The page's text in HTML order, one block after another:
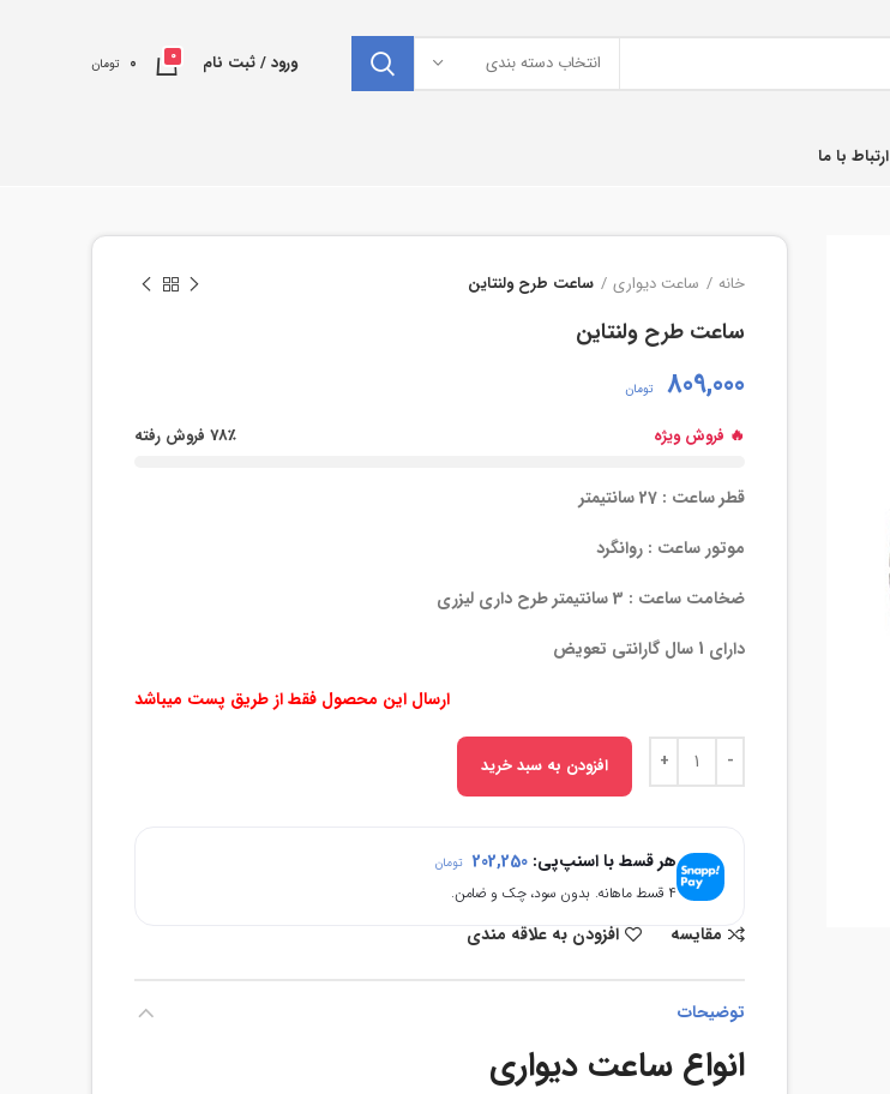
انتخاب دسته بندی ورود / ثبت نام 0
0 تومان
ارتباط با ما
خانه ساعت دیواری ساعت طرح ولنتاین
ساعت طرح ولنتاین
809,000 تومان
🔥 فروش ویژه 78٪ فروش رفته
قطر ساعت : 27 سانتیمتر
موتور ساعت : روانگرد
ضخامت ساعت : 3 سانتیمتر طرح داری لیزری
دارای 1 سال گارانتی تعویض
ارسال این محصول فقط از طریق پست میباشد
افزودن به سبد خرید
هر قسط با اسنپ‌پی: 202,250 تومان
۴ قسط ماهانه. بدون سود، چک و ضامن.
مقایسه افزودن به علاقه مندی
توضیحات
انواع ساعت دیواری